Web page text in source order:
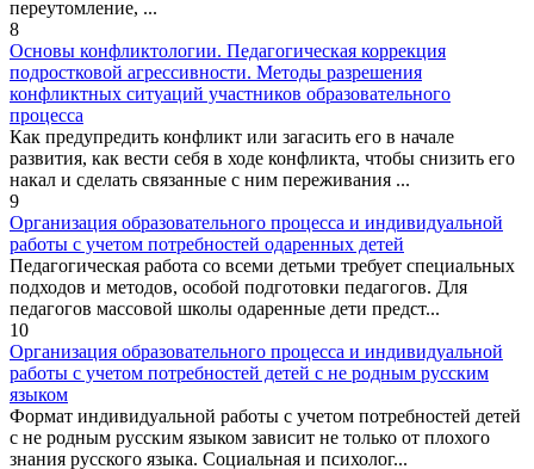
переутомление, ...
8
Основы конфликтологии. Педагогическая коррекция
подростковой агрессивности. Методы разрешения
конфликтных ситуаций участников образовательного
процесса
Как предупредить конфликт или загасить его в начале
развития, как вести себя в ходе конфликта, чтобы снизить его
накал и сделать связанные с ним переживания ...
9
Организация образовательного процесса и индивидуальной
работы с учетом потребностей одаренных детей
Педагогическая работа со всеми детьми требует специальных
подходов и методов, особой подготовки педагогов. Для
педагогов массовой школы одаренные дети предст...
10
Организация образовательного процесса и индивидуальной
работы с учетом потребностей детей с не родным русским
языком
Формат индивидуальной работы с учетом потребностей детей
с не родным русским языком зависит не только от плохого
знания русского языка. Социальная и психолог...